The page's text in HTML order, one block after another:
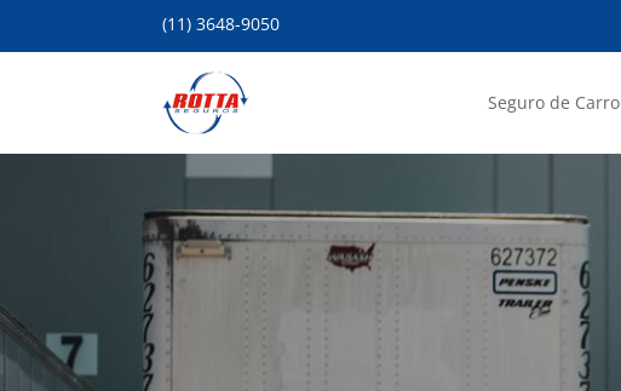
(11) 3648-9050
Seguro de Carro